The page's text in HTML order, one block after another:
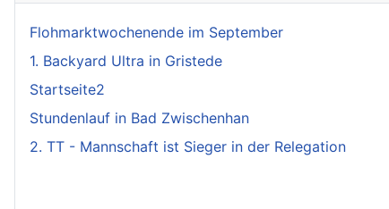
Flohmarktwochenende im September
1. Backyard Ultra in Gristede
Startseite2
Stundenlauf in Bad Zwischenhan
2. TT - Mannschaft ist Sieger in der Relegation